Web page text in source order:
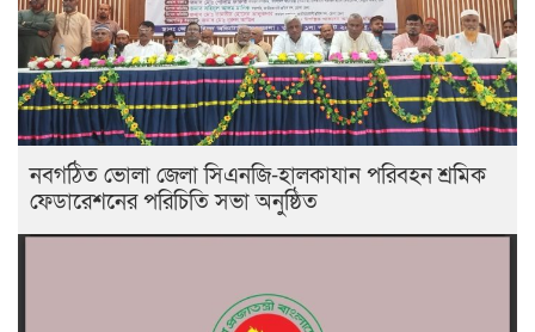
নবগঠিত ভোলা জেলা সিএনজি-হালকাযান পরিবহন শ্রমিক
ফেডারেশনের পরিচিতি সভা অনুষ্ঠিত